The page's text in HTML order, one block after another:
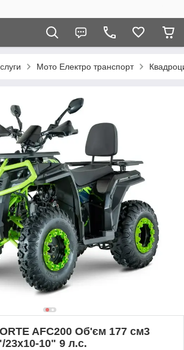
Мото Електро транспорт
AFC200 Об'єм 177 см3
10" 9 л.с.